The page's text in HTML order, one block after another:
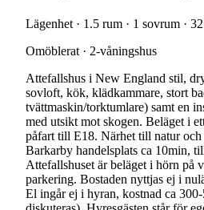
Lägenhet · 1.5 rum · 1 sovrum ·
Omöblerat · 2-våningshus
Attefallshus i New England stil,
sovloft, kök, klädkammare, stort
tvättmaskin/torktumlare) samt en
med utsikt mot skogen. Beläget i
påfart till E18. Närhet till natur
Barkarby handelsplats ca 10min,
Attefallshuset är beläget i hörn på
parkering. Bostaden nyttjas ej i
El ingår ej i hyran, kostnad ca